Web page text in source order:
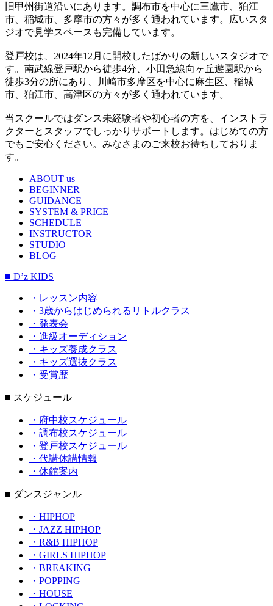
旧甲州街道沿いにあります。調布市を中心に三鷹市、狛江
市、稲城市、多摩市の方々が多く通われています。広いスタ
ジオで見学スペースも完備しています。
登戸校は、2024年12月に開校したばかりの新しいスタジオで
す。南武線登戸駅から徒歩4分、小田急線向ヶ丘遊園駅から
徒歩3分の所にあり、川崎市多摩区を中心に麻生区、稲城
市、狛江市、高津区の方々が多く通われています。
当スクールではダンス未経験者や初心者の方を、インストラ
クターとスタッフでしっかりサポートします。はじめての方
でもご安心ください。みなさまのご来校お待ちしておりま
す。
ABOUT us
BEGINNER
GUIDANCE
SYSTEM & PRICE
SCHEDULE
INSTRUCTOR
STUDIO
BLOG
■ D’z KIDS
・レッスン内容
・3歳からはじめられるリトルクラス
・発表会
・進級オーディション
・キッズ養成クラス
・キッズ選抜クラス
・受賞歴
■ スケジュール
・府中校スケジュール
・調布校スケジュール
・登戸校スケジュール
・代講休講情報
・休館案内
■ ダンスジャンル
・HIPHOP
・JAZZ HIPHOP
・R&B HIPHOP
・GIRLS HIPHOP
・BREAKING
・POPPING
・HOUSE